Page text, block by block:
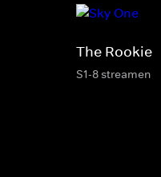
The Rookie
S1-8 streamen